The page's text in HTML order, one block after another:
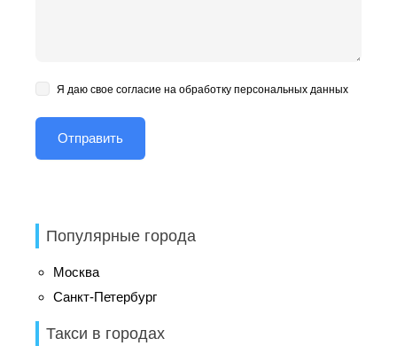
Я даю свое согласие на обработку персональных данных
Популярные города
Москва
Санкт-Петербург
Такси в городах